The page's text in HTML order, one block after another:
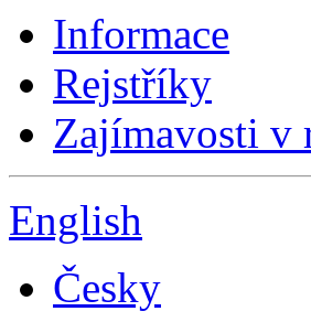
Informace
Rejstříky
Zajímavosti v
English
Česky